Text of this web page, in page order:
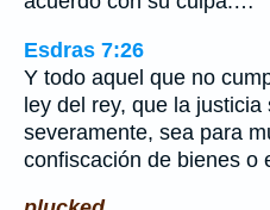
Esdras 7:26
Y todo aquel que no
ley del rey, que la justicia
severamente, sea para
confiscación de bienes o